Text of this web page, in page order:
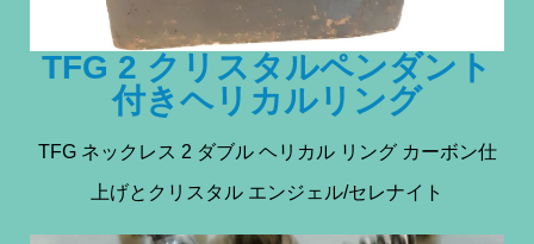
TFG 2 クリスタルペンダント
付きヘリカルリング
TFG ネックレス 2 ダブル ヘリカル リング カーボン仕
上げとクリスタル エンジェル/セレナイト